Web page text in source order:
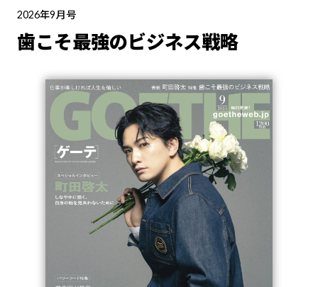
2026年9月号
歯こそ最強のビジネス戦略